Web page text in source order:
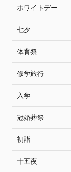
ホワイトデー
七夕
体育祭
修学旅行
入学
冠婚葬祭
初詣
十五夜